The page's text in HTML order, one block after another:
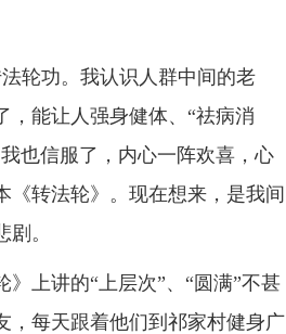
轮功。我认识人群中间的老
，能让人强身健体、“祛病消
也信服了，内心一阵欢喜，心
转法轮》。现在想来，是我间
。
上讲的“上层次”、“圆满”不甚
，每天跟着他们到祁家村健身广